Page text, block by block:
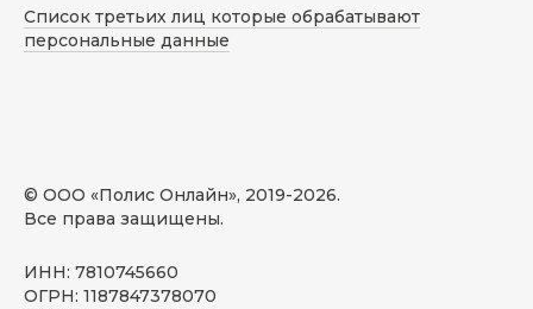
© ООО «Полис Онлайн», 2019-2026.
Все права защищены.
ИНН: 7810745660
ОГРН: 1187847378070
Список третьих лиц которые обрабатывают
персональные данные